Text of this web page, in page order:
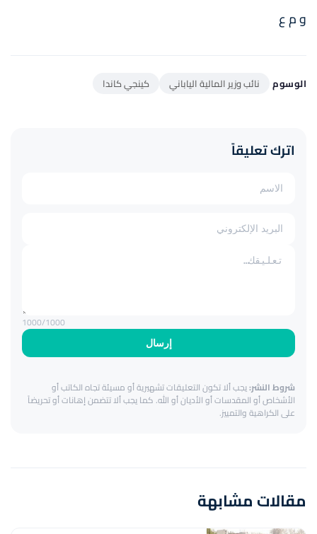
و م ع
الوسوم نائب وزير المالية الياباني كينجي كاندا
اترك تعليقاً
إرسال
1000/1000
شروط النشر:يجب ألا تكون التعليقات تشهيرية أو مسيئة تجاه الكاتب أو
الأشخاص أو المقدسات أو الأديان أو الله. كما يجب ألا تتضمن إهانات أو تحريضاً
على الكراهية والتمييز.
مقالات مشابهة